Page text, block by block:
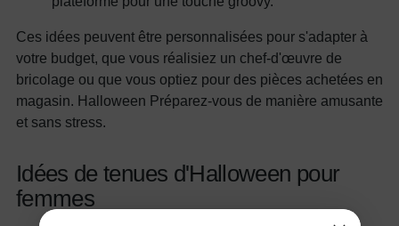
Ces idées peuvent être personnalisées pour s'adapter à
votre budget, que vous réalisiez un chef-d'œuvre de
bricolage ou que vous optiez pour des pièces achetées en
magasin. Halloween Préparez-vous de manière amusante
et sans stress.
Idées de tenues d'Halloween pour
femmes